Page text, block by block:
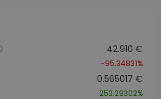
42.910 €
-95.34831%
0.565017 €
253.29302%